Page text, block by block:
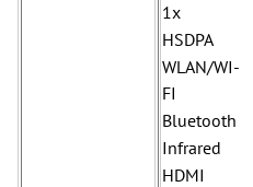
1x
HSDPA
WLAN/WI-
FI
Bluetooth
Infrared
HDMI